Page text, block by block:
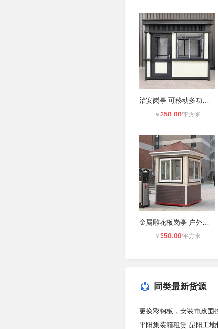
￥ 350.00/平方米
￥ 350.00/平方米
同类最新货源
更换彩钢板，安装市政围
平阳集装箱租赁 昆阳工